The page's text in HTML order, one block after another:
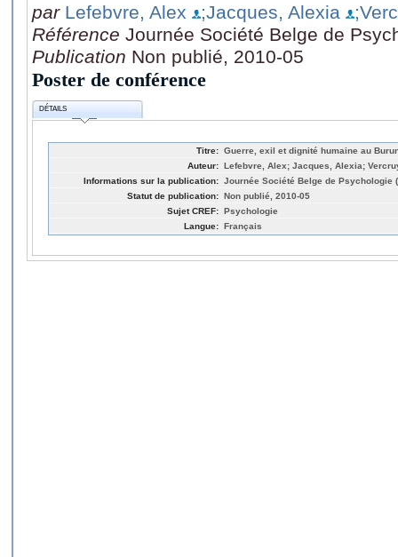
par Lefebvre, Alex ;Jacques, Alexia
Référence Journée Société Belge de
Publication Non publié, 2010-05
Poster de conférence
DÉTAILS
Titre: Guerre, exil et dignité humaine au
Auteur: Lefebvre, Alex; Jacques, Alexia;
Informations sur la publication: Journée Société Belge de Psychologie
Statut de publication: Non publié, 2010-05
Sujet CREF: Psychologie
Langue: Français